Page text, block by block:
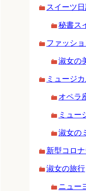
スイーツ
秘書ス
ファッシ
淑女の
ミュージ
オペラ
ミュー
淑女の
新型コロ
淑女の旅行
ニュー